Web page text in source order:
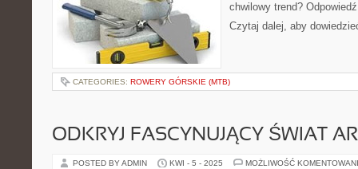
chwilowy trend?
Czytaj dalej, aby
CATEGORIES: ROWERY GÓRSKIE (MTB)
ODKRYJ FASCYNUJĄCY ŚWIAT
POSTED BY ADMIN KWI - 5 - 2025 MOŻLIWOŚĆ